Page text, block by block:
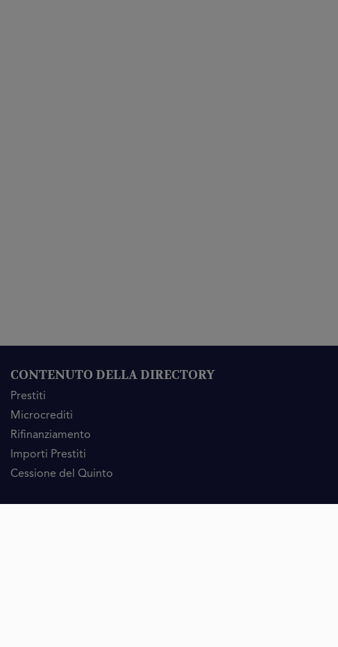
CONTENUTO DELLA DIRECTORY
Prestiti
Microcrediti
Rifinanziamento
Importi Prestiti
Cessione del Quinto